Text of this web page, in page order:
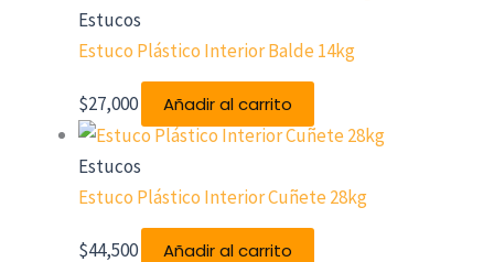
Estucos
Estuco Plástico Interior Balde 14kg
$27,000 Añadir al carrito
Estucos
Estuco Plástico Interior Cuñete 28kg
$44,500 Añadir al carrito